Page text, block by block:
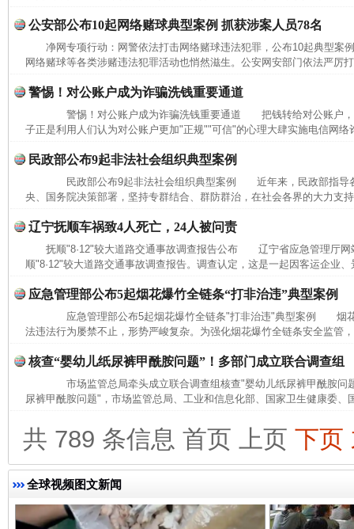
公安部公布10起网络赌球典型案例 抓获涉案人员78名
净网专项行动：网警依法打击网络赌球违法犯罪，公布10起典型
网络赌球等各类涉赌违法犯罪活动也悄然滋生。公安网安部门依法严厉
警惕！对公账户成为诈骗洗钱重要通道
警惕！对公账户成为诈骗洗钱重要通道 把钱转给对公账户，
子正是利用人们认为对公账户更加"正规""可信"的心理大肆实施电信网络
民政部公布9起非法社会组织典型案例
民政部公布9起非法社会组织典型案例 近年来，民政部指导
央、国务院决策部署，坚持专群结合、群防群治，在社会各界的大力支
辽宁抚顺车祸致4人死亡，24人被问责
抚顺"8·12"较大道路交通事故调查报告公布 辽宁省应急管理厅网
顺"8·12"较大道路交通事故调查报告。调查认定，这是一起因客运企业
应急管理部公布5起烟花爆竹全链条“打非治违”典型案例
应急管理部公布5起烟花爆竹全链条"打非治违"典型案例 烟花
法违法行为屡禁不止，形势严峻复杂。为强化烟花爆竹全链条安全监管
核查“婴幼儿纸尿裤甲酰胺问题”！多部门成立联合调查组
市场监管总局牵头成立联合调查组核查"婴幼儿纸尿裤甲酰胺
尿裤甲酰胺问题"，市场监管总局、工业和信息化部、国家卫生健康委、
共 789 条信息 首页 上页 下页
全球视频图文新闻
完善运行机制助力责任有效落实
公平竞争审查“十大案例”出炉！ 一纸欠
东山县通报“牛蛙产品抗生素超标问题” 法